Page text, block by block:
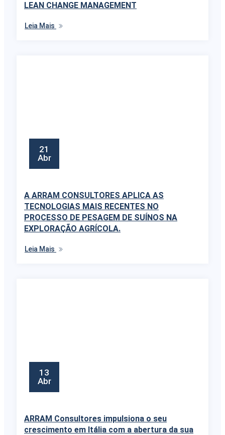
LEAN CHANGE MANAGEMENT
Leia Mais
21
Abr
A ARRAM CONSULTORES APLICA AS
TECNOLOGIAS MAIS RECENTES NO
PROCESSO DE PESAGEM DE SUÍNOS NA
EXPLORAÇÃO AGRÍCOLA.
Leia Mais
13
Abr
ARRAM Consultores impulsiona o seu
crescimento em Itália com a abertura da sua